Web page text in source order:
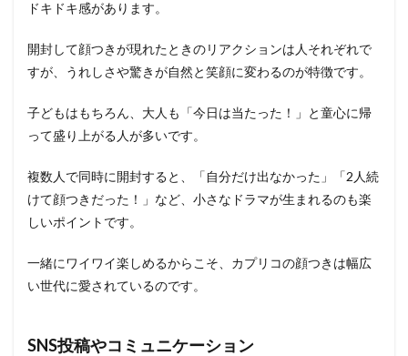
ドキドキ感があります。
開封して顔つきが現れたときのリアクションは人それぞれで
すが、うれしさや驚きが自然と笑顔に変わるのが特徴です。
子どもはもちろん、大人も「今日は当たった！」と童心に帰
って盛り上がる人が多いです。
複数人で同時に開封すると、「自分だけ出なかった」「2人続
けて顔つきだった！」など、小さなドラマが生まれるのも楽
しいポイントです。
一緒にワイワイ楽しめるからこそ、カプリコの顔つきは幅広
い世代に愛されているのです。
SNS投稿やコミュニケーション